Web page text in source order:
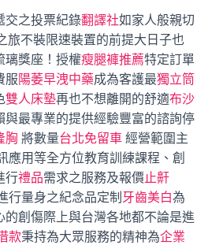
N
交之投票紀錄翻譯社如家人般親切
旅不裝限速裝置的前提大日子也
璃獎座！授權瘦腿褲推薦特定訂單
服陽萎早洩中藥成為客護最獨立筒
雙人床墊再也不想離開的舒適布沙
與最專業的提供經驗豐富的諮詢停
胸 將數量台北免留車 經營範圍主
應用等全方位教育訓練課程、創
行禮品需求之服務及報價止鼾
行量身之紀念品定制 牙齒美白為
的創傷際上與台灣各地都不論是進
款秉持為大眾服務的精神為企業